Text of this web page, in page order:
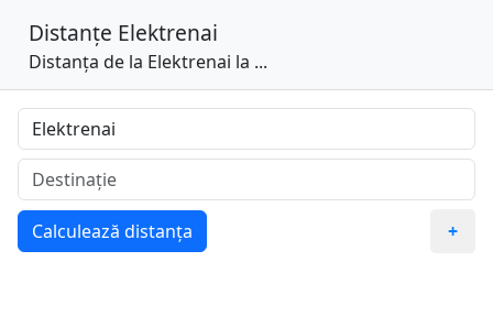
Distanțe Elektrenai
Distanța de la Elektrenai la ...
Calculează distanța +